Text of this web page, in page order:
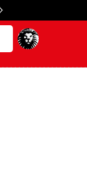
Crédito del Spotify Camp Nou